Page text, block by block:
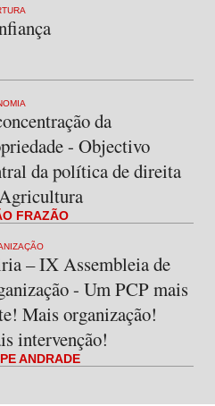
da
- Objectivo
da política de direita
FRAZÃO
– IX Assembleia de
- Um PCP mais
Mais organização!
intervenção!
ANDRADE